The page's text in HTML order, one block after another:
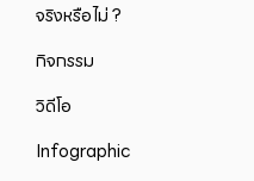
จริงหรือไม่ ?
กิจกรรม
วิดีโอ
Infographic